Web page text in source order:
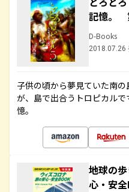
記憶。
D-Books
2018.07.26
子供の頃から夢見ていた南
が、島で出合うトロピカル
憶。
地球の
心・安